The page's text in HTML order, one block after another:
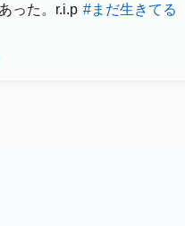
った。r.i.p #まだ生きてる